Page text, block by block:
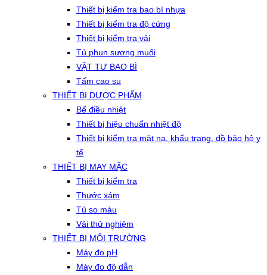
Thiết bị kiểm tra bao bì nhựa
Thiết bị kiểm tra độ cứng
Thiết bị kiểm tra vải
Tủ phun sương muối
VẬT TƯ BAO BÌ
Tấm cao su
THIẾT BỊ DƯỢC PHẨM
Bể điều nhiệt
Thiết bị hiệu chuẩn nhiệt độ
Thiết bị kiểm tra mặt nạ, khẩu trang, đồ bảo hộ y
tế
THIẾT BỊ MAY MẶC
Thiết bị kiểm tra
Thước xám
Tủ so màu
Vải thử nghiệm
THIẾT BỊ MÔI TRƯỜNG
Máy đo pH
Máy đo độ dẫn